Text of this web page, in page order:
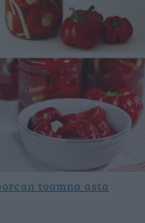
toamna asta